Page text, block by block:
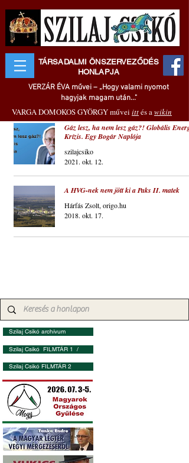
TÁRSADALMI ÖNSZERVEZŐDÉS
HONLAPJA
VERZÁR ÉVA művei – „Hogy valami nyomot
hagyjak magam után..."
VARGA DOMOKOS GYÖRGY művei ittés awikin
Gáz lesz, ha nem lesz gáz?! Globális
Krízis. Egy Bogár Naplója
szilajcsiko
2021. okt. 12.
A HVG-nek nem jött ki a Paks II. matek
Hárfás Zsolt, origo.hu
2018. okt. 17.
Szilaj Csikó archívum
Szilaj Csikó FILMTÁR 1 /
Szilaj Csikó FILMTÁR 2